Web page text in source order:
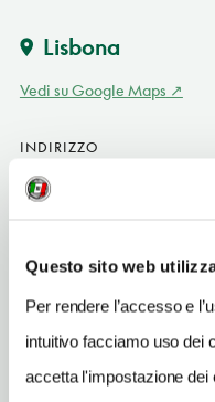
Questo sito web
Per rendere l’accesso e
intuitivo facciamo uso dei
accetta l'impostazione dei
Lisbona
Vedi su Google Maps
INDIRIZZO
Praça do Príncipe Real
Lisbona PT
geral@jf-misericordia.pt
TELEFONO
213425982